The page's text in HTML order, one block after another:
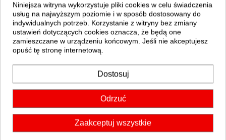
Niniejsza witryna wykorzystuje pliki cookies w celu świadczenia
usług na najwyższym poziomie i w sposób dostosowany do
indywidualnych potrzeb. Korzystanie z witryny bez zmiany
ustawień dotyczących cookies oznacza, że będą one
zamieszczane w urządzeniu końcowym. Jeśli nie akceptujesz
opuść tę stronę internetową.
Dostosuj
Odrzuć
Zaakceptuj wszystkie